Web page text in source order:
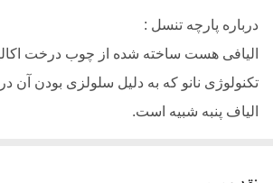
درباره پارچه تنسل :
الیافی هست ساخته شده از چوب درخت
تکنولوژی نانو که به دلیل سلولزی بودن آن
الیاف پنبه شبیه است.